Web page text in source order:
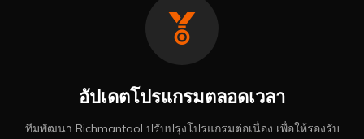
อัปเดตโปรแกรมตลอดเวลา
ทีมพัฒนา Richmantool ปรับปรุงโปรแกรมต่อเนื่อง เพื่อให้รองรับ